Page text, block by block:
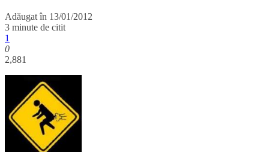
Adăugat în 13/01/2012
3 minute de citit
1
0
2,881